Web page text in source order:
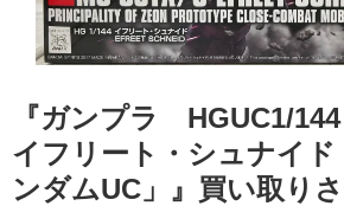
『ガンプラ HGUC1/144
イフリート・シュナイド
ンダムUC」』買い取り